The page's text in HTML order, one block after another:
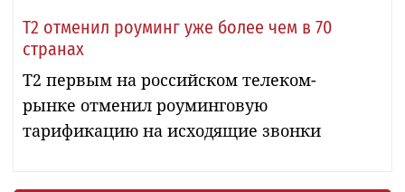
Т2 отменил роуминг уже более чем в 70
странах
T2 первым на российском телеком-
рынке отменил роуминговую
тарификацию на исходящие звонки